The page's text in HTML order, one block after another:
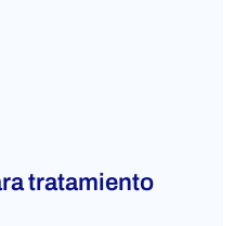
tratamiento